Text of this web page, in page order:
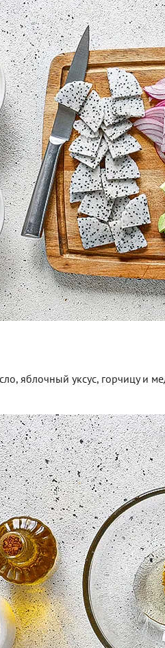
яблочный уксус, горчицу и